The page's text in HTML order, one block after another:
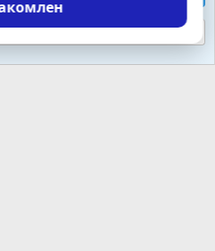
Помощь
S
S
cookies